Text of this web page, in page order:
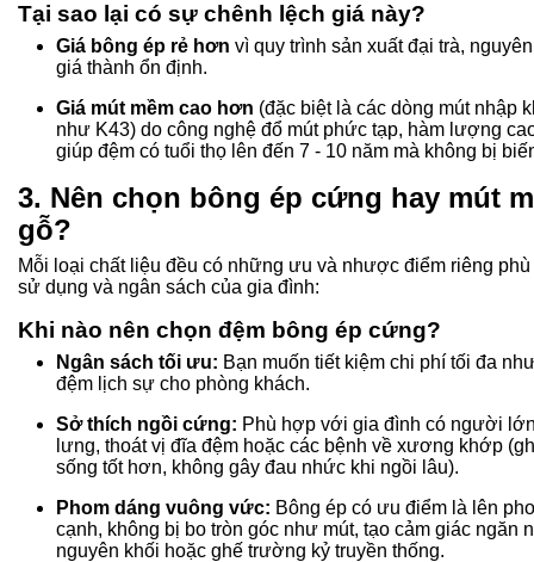
Tại sao lại có sự chênh lệch giá này?
Giá bông ép rẻ hơn vì quy trình sản xuất đại trà,
giá thành ổn định.
Giá mút mềm cao hơn (đặc biệt là các dòng mút nhập
như K43) do công nghệ đổ mút phức tạp, hàm lượng
giúp đệm có tuổi thọ lên đến 7 - 10 năm mà không bị
3. Nên chọn bông ép cứng hay mút
gỗ?
Mỗi loại chất liệu đều có những ưu và nhược điểm riêng
sử dụng và ngân sách của gia đình:
Khi nào nên chọn đệm bông ép cứng?
Ngân sách tối ưu: Bạn muốn tiết kiệm chi phí tối đa
đệm lịch sự cho phòng khách.
Sở thích ngồi cứng: Phù hợp với gia đình có người
lưng, thoát vị đĩa đệm hoặc các bệnh về xương khớp
sống tốt hơn, không gây đau nhức khi ngồi lâu).
Phom dáng vuông vức: Bông ép có ưu điểm là lên
cạnh, không bị bo tròn góc như mút, tạo cảm giác ngăn
nguyên khối hoặc ghế trường kỷ truyền thống.